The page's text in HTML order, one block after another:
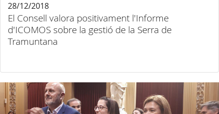
El Consell valora positivament l'Informe
d'ICOMOS sobre la gestió de la Serra de
Tramuntana
28/12/2018